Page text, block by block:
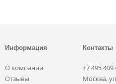
Информация
О компании
Отзывы
Контакты
+7 495 409
Москва,